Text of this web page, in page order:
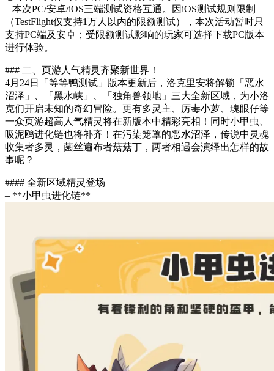
– 本次PC/安卓/iOS三端测试资格互通。因iOS测试规则限制
（TestFlight仅支持1万人以内的限额测试），本次活动暂时只
支持PC端及安卓；受限额测试影响的玩家可选择下载PC版本
进行体验。
### 二、页游人气精灵齐聚新世界！
4月24日「等等鸭测试」版本更新后，洛克里安将解锁「恶水
沼泽」、「黑水峡」、「独角兽领地」三大全新区域，为小洛
克们开启未知的奇幻冒险。更有多灵主、厉毒小萝、瑰眼仔等
一众页游超高人气精灵将在新版本中精彩亮相！同时小甲虫、
吸泥鸥进化链也将补齐！在污染笼罩的恶水沼泽，传说中灵魂
收集者多灵，菌丝遍布者菇菇丁，两者相遇会演绎出怎样的故
事呢？
#### 全新区域精灵登场
– **小甲虫进化链**